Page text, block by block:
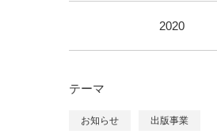
2020
テーマ
お知らせ 出版事業